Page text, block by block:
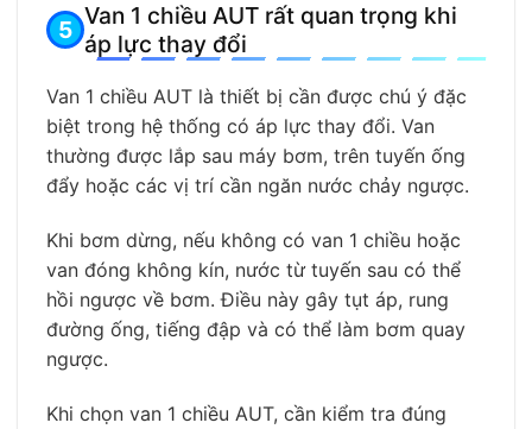
Van 1 chiều AUT rất quan trọng khi
áp lực thay đổi
Van 1 chiều AUT là thiết bị cần được chú ý đặc
biệt trong hệ thống có áp lực thay đổi. Van
thường được lắp sau máy bơm, trên tuyến ống
đẩy hoặc các vị trí cần ngăn nước chảy ngược.
Khi bơm dừng, nếu không có van 1 chiều hoặc
van đóng không kín, nước từ tuyến sau có thể
hồi ngược về bơm. Điều này gây tụt áp, rung
đường ống, tiếng đập và có thể làm bơm quay
ngược.
Khi chọn van 1 chiều AUT, cần kiểm tra đúng